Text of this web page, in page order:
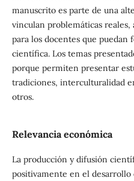
manuscrito es parte de una
vinculan problemáticas reales,
para los docentes que puedan
científica. Los temas
porque permiten presentar
tradiciones, interculturalidad
Relevancia económica
La producción y difusión
positivamente en el